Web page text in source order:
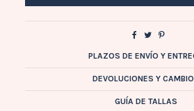
PLAZOS DE ENVÍO Y
DEVOLUCIONES Y
GUÍA DE TALLAS